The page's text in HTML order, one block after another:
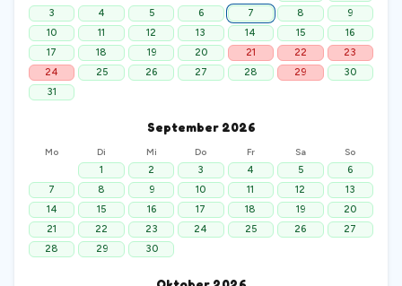
3
4 5 6 7 8
9
10
11 12 13 14 15
16
17
18 19 20 21 22
23
24
25 26 27 28 29
30
31
September 2026
Mo Di Mi Do Fr Sa
So
1
2 3 4 5
6
7
8 9 10 11 12
13
14
15 16 17 18 19
20
21
22 23 24 25 26
27
28
29 30